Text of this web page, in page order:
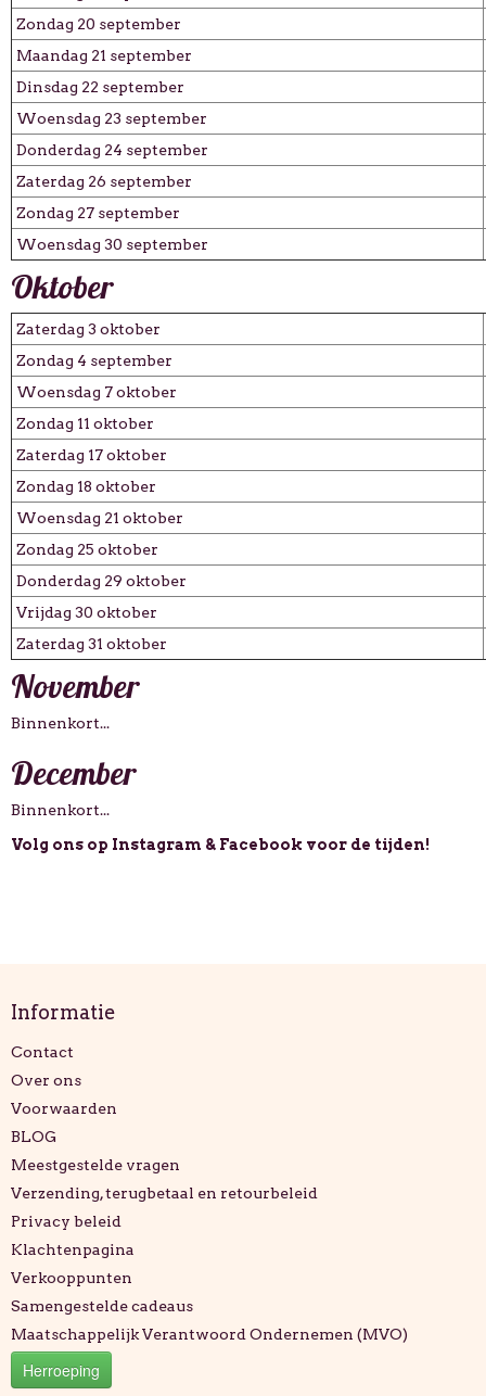
Zondag 20 september
Maandag 21 september
Dinsdag 22 september
Woensdag 23 september
Donderdag 24 september
Zaterdag 26 september
Zondag 27 september
Woensdag 30 september
Oktober
Zaterdag 3 oktober
Zondag 4 september
Woensdag 7 oktober
Zondag 11 oktober
Zaterdag 17 oktober
Zondag 18 oktober
Woensdag 21 oktober
Zondag 25 oktober
Donderdag 29 oktober
Vrijdag 30 oktober
Zaterdag 31 oktober
November
Binnenkort...
December
Binnenkort...
Volg ons op Instagram & Facebook voor de tijden!
Informatie
Contact
Over ons
Voorwaarden
BLOG
Meestgestelde vragen
Verzending, terugbetaal en retourbeleid
Privacy beleid
Klachtenpagina
Verkooppunten
Samengestelde cadeaus
Maatschappelijk Verantwoord Ondernemen (MVO)
Herroeping